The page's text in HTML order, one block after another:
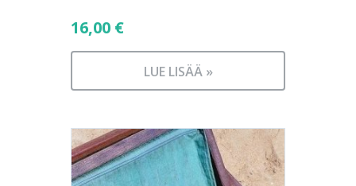
16,00 €
LUE LISÄÄ »